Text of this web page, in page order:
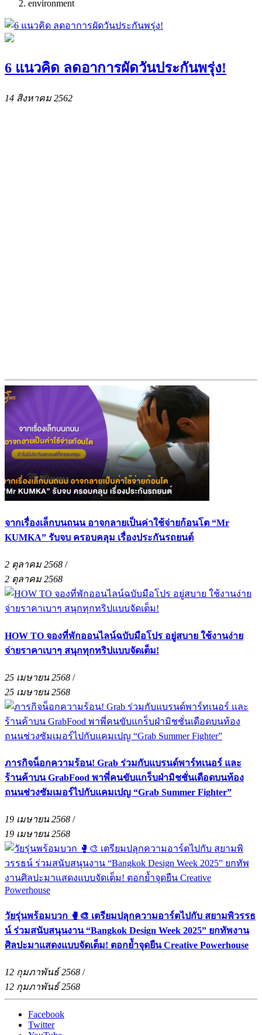
environment
6 แนวคิด ลดอาการผัดวันประกันพรุ่ง!
14 สิงหาคม 2562
จากเรื่องเล็กบนถนน อาจกลายเป็นค่าใช้จ่ายก้อนโต “Mr
KUMKA” รับจบ ครอบคลุม เรื่องประกันรถยนต์
2 ตุลาคม 2568 /
2 ตุลาคม 2568
HOW TO จองที่พักออนไลน์ฉบับมือโปร อยู่สบาย ใช้งานง่าย
จ่ายราคาเบาๆ สนุกทุกทริปแบบจัดเต็ม!
25 เมษายน 2568 /
25 เมษายน 2568
ภารกิจน็อกความร้อน! Grab ร่วมกับแบรนด์พาร์ทเนอร์ และ
ร้านค้าบน GrabFood พาพี่คนขับแกร็บฝ่ามิชชั่นเดือดบนท้อง
ถนนช่วงซัมเมอร์ไปกับแคมเปญ “Grab Summer Fighter”
19 เมษายน 2568 /
19 เมษายน 2568
วัยรุ่นพร้อมบวก 🥊🎨 เตรียมปลุกความอาร์ตไปกับ สยามพิวรรธ
น์ ร่วมสนับสนุนงาน “Bangkok Design Week 2025” ยกทัพงาน
ศิลปะมาแสดงแบบจัดเต็ม! ตอกย้ำจุดยืน Creative Powerhouse
12 กุมภาพันธ์ 2568 /
12 กุมภาพันธ์ 2568
Facebook
Twitter